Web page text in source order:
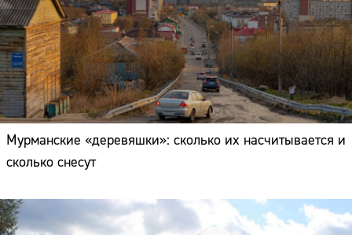
Мурманские «деревяшки»: сколько их насчитывается и
сколько снесут